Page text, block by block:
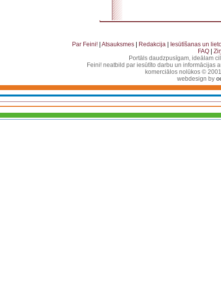
Par Feini! Atsauksmes Redakcija
Iesūtīšanas un
FAQ
Portāls daudzpusīgam, ideālam
Feini! neatbild par iesūtīto darbu un informācijas
komerciālos nolūkos ©
webdesign by